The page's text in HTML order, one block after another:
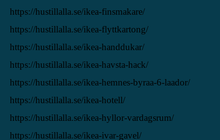
https://hustillalla.se/ikea-finsmakare/
https://hustillalla.se/ikea-flyttkartong/
https://hustillalla.se/ikea-handdukar/
https://hustillalla.se/ikea-havsta-hack/
https://hustillalla.se/ikea-hemnes-byraa-6-laador/
https://hustillalla.se/ikea-hotell/
https://hustillalla.se/ikea-hyllor-vardagsrum/
https://hustillalla.se/ikea-ivar-gavel/